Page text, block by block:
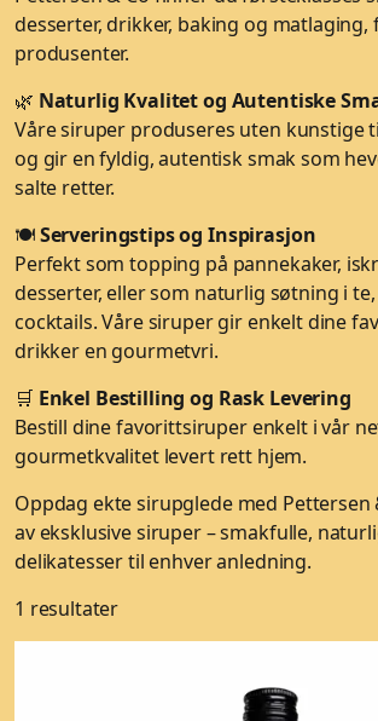
desserter, drikker, baking og
produsenter.
🌿 Naturlig Kvalitet og Autentiske
Våre siruper produseres uten kunstige
og gir en fyldig, autentisk smak som
salte retter.
🍽️Serveringstips og Inspirasjon
Perfekt som topping på pannekaker,
desserter, eller som naturlig søtning i
cocktails. Våre siruper gir enkelt dine
drikker en gourmetvri.
🛒 Enkel Bestilling og Rask Levering
Bestill dine favorittsiruper enkelt i vår
gourmetkvalitet levert rett hjem.
Oppdag ekte sirupglede med Pettersen
av eksklusive siruper – smakfulle,
delikatesser til enhver anledning.
1 resultater